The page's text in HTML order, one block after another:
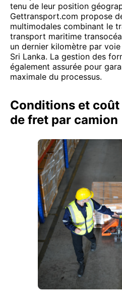
tenu de leur position
Gettransport.com propose
multimodales combinant le
transport maritime
un dernier kilomètre par
Sri Lanka. La gestion des
également assurée pour
maximale du processus.
Conditions et
de fret par camion